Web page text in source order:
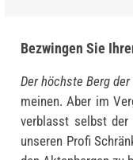
Bezwingen Sie
Der höchste Berg der
meinen. Aber im
verblasst selbst
unseren Profi